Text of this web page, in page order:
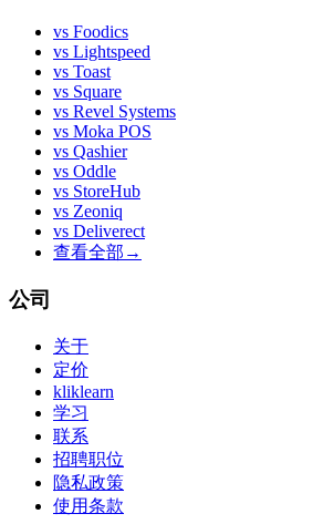
vs Foodics
vs Lightspeed
vs Toast
vs Square
vs Revel Systems
vs Moka POS
vs Qashier
vs Oddle
vs StoreHub
vs Zeoniq
vs Deliverect
查看全部 →
公司
关于
定价
kliklearn
学习
联系
招聘职位
隐私政策
使用条款